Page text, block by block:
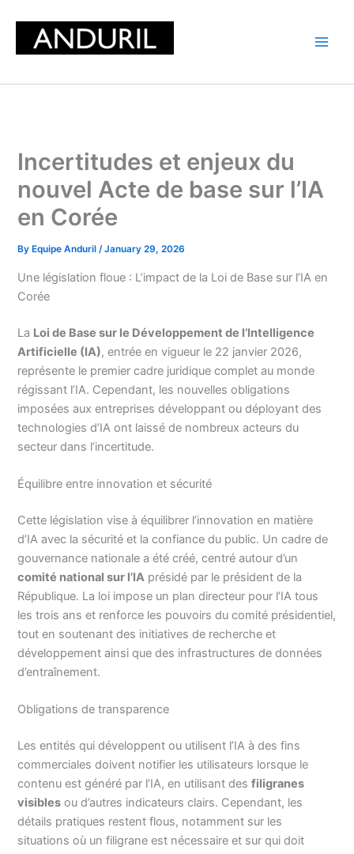
content
Incertitudes et enjeux du
nouvel Acte de base sur l’IA
en Corée
By Equipe Anduril/January 29, 2026
Une législation floue : L’impact de la Loi de Base sur l’IA en
Corée
La Loi de Base sur le Développement de l’Intelligence
Artificielle (IA), entrée en vigueur le 22 janvier 2026,
représente le premier cadre juridique complet au monde
régissant l’IA. Cependant, les nouvelles obligations
imposées aux entreprises développant ou déployant des
technologies d’IA ont laissé de nombreux acteurs du
secteur dans l’incertitude.
Équilibre entre innovation et sécurité
Cette législation vise à équilibrer l’innovation en matière
d’IA avec la sécurité et la confiance du public. Un cadre de
gouvernance nationale a été créé, centré autour d’un
comité national sur l’IA présidé par le président de la
République. La loi impose un plan directeur pour l’IA tous
les trois ans et renforce les pouvoirs du comité présidentiel,
tout en soutenant des initiatives de recherche et
développement ainsi que des infrastructures de données
d’entraînement.
Obligations de transparence
Les entités qui développent ou utilisent l’IA à des fins
commerciales doivent notifier les utilisateurs lorsque le
contenu est généré par l’IA, en utilisant desfiligranes
visibles ou d’autres indicateurs clairs. Cependant, les
détails pratiques restent flous, notamment sur les
situations où un filigrane est nécessaire et sur qui doit